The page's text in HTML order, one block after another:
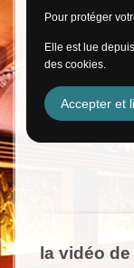
Pour protéger
Elle est lue
des cookies.
Accepter et
la vidéo